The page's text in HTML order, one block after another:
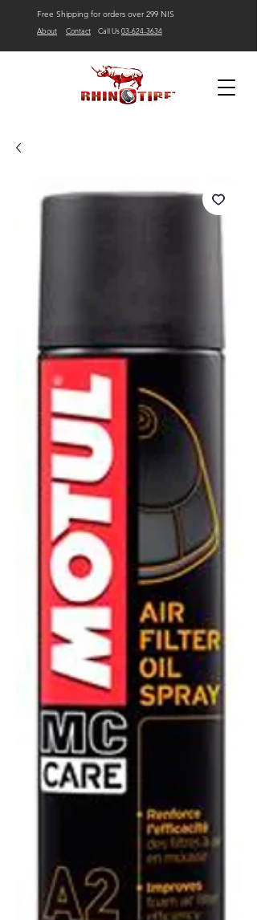
Free Shipping for orders over 299 NIS
About Contact Call Us03-624-3634